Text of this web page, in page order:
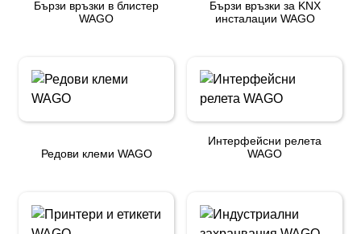
Бързи връзки в блистер
WAGO
Бързи връзки за KNX
инсталации WAGO
Редови клеми WAGO
Интерфейсни релета
WAGO